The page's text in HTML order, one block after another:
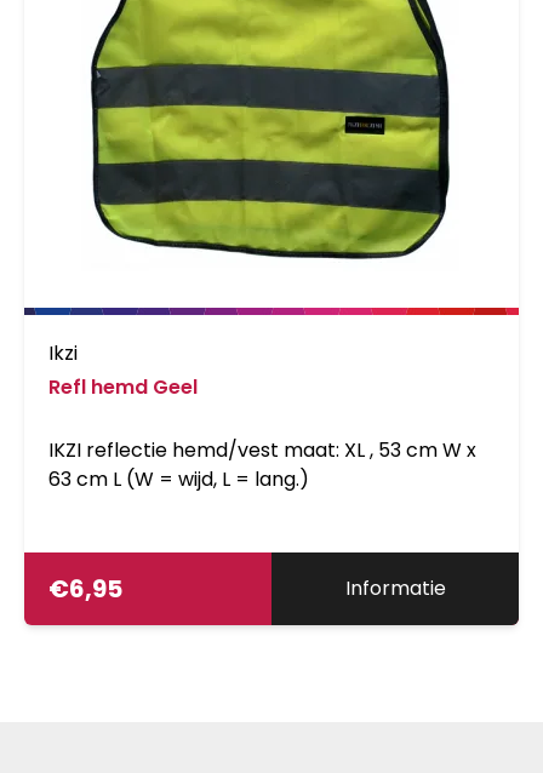
Ikzi
Refl hemd Geel
IKZI reflectie hemd/vest maat: XL , 53 cm W x
63 cm L (W = wijd, L = lang.)
€6,95 Informatie